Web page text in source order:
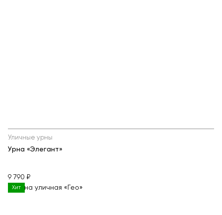
Уличные урны
Урна «Элегант»
9 790 ₽
Хит